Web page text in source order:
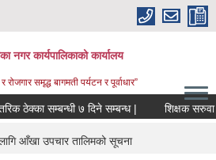
नगर कार्यपालिकाको कार्यालय
रोजगार समृद्ध बागमती पर्यटन र पूर्वाधार”
ठेक्का सम्बन्धी ७ दिने सम्बन्ध |
आँखा उपचार तालिमको सूचना